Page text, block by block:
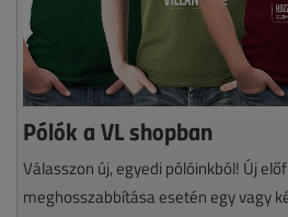
Pólók a VL shopban
Válasszon új, egyedi pólóinkból! Új
meghosszabbítása esetén egy vagy